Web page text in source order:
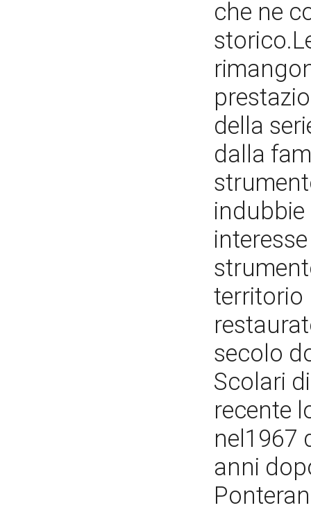
che ne
della
dalla
territorio
secolo
Scolari
recente
nel1967
anni